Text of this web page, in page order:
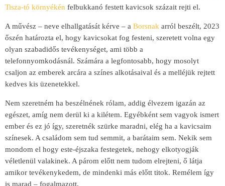
Tisza-tó környékén felbukkanó festett kavicsok százait rejti el.
A művész – neve elhallgatását kérve – a Borsnak arról beszélt, 2023
őszén határozta el, hogy kavicsokat fog festeni, szeretett volna egy
olyan szabadidős tevékenységet, ami több a
telefonnyomkodásnál. Számára a legfontosabb, hogy mosolyt
csaljon az emberek arcára a színes alkotásaival és a melléjük rejtett
kedves kis üzenetekkel.
Nem szeretném ha beszélnének rólam, addig élvezem igazán az
egészet, amíg nem derül ki a kilétem. Egyébként sem vagyok ismert
ember és ez jó így, szeretnék szürke maradni, elég ha a kavicsaim
színesek. A családom sem tud semmit, a barátaim sem. Nekik sem
mondom el hogy este-éjszaka festegetek, nehogy elkotyogják
véletlenül valakinek. A párom előtt nem tudom elrejteni, ő látja
amikor tevékenykedem, de mindenki más előtt titok. Remélem így
is marad – fogalmazott.